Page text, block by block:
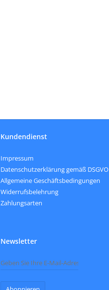
Kundendienst
Impressum
Datenschutzerklärung gemäß DSGVO
Allgemeine Geschäftsbedingungen
Widerrufsbelehrung
Zahlungsarten
Newsletter